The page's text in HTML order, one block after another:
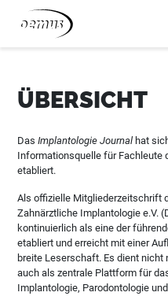
Zum Inhalt springen
ÜBERSICHT
DasImplantologie Journal hat
Informationsquelle für Fachleute
etabliert.
Als offizielle Mitgliederzeitschrift
Zahnärztliche Implantologie e.V.
kontinuierlich als eine der
etabliert und erreicht mit einer
breite Leserschaft. Es dient
auch als zentrale Plattform für
Implantologie, Parodontologie